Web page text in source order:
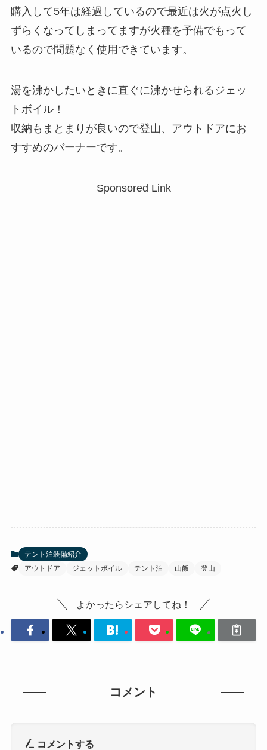
購入して5年は経過しているので最近は火が点火し
ずらくなってしまってますが火種を予備でもって
いるので問題なく使用できています。
湯を沸かしたいときに直ぐに沸かせられるジェッ
トボイル！
収納もまとまりが良いので登山、アウトドアにお
すすめのバーナーです。
Sponsored Link
テント泊装備紹介
アウトドア
ジェットボイル テント泊 山飯 登山
よかったらシェアしてね！
コメント
コメントする